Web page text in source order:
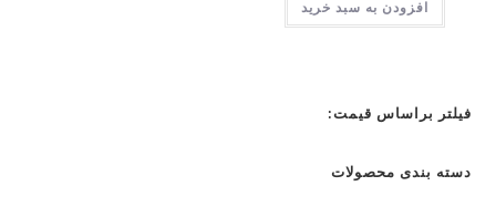
افزودن به سبد خرید
فیلتر براساس قیمت:
دسته بندی محصولات